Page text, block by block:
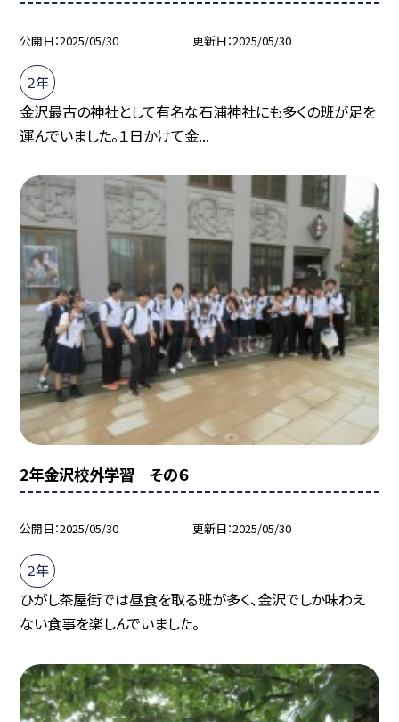
公開日 2025/05/30 更新日 2025/05/30
２年
金沢最古の神社として有名な石浦神社にも多くの班が足を
運んでいました。１日かけて金...
2年金沢校外学習 その６
公開日 2025/05/30 更新日 2025/05/30
２年
ひがし茶屋街では昼食を取る班が多く、金沢でしか味わえ
ない食事を楽しんでいました。